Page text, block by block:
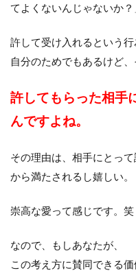
てよくないんじゃないか？
許して受け入れるという行
自分のためでもあるけど
許してもらった相手
んですよね。
その理由は、相手にとっ
から満たされるし嬉しい。
崇高な愛って感じです。笑
なので、もしあなたが、
この考え方に賛同できる価